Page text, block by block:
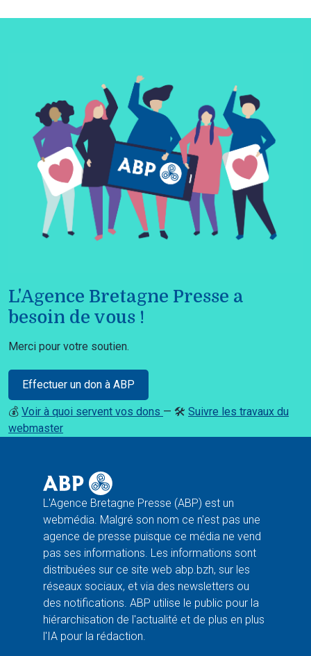
L'Agence Bretagne Presse a
besoin de vous !
Merci pour votre soutien.
Effectuer un don à ABP
💰 Voir à quoi servent vos dons — 🛠️ Suivre les travaux du
webmaster
L'Agence Bretagne Presse (ABP) est un
webmédia. Malgré son nom ce n'est pas une
agence de presse puisque ce média ne vend
pas ses informations. Les informations sont
distribuées sur ce site web abp.bzh, sur les
réseaux sociaux, et via des newsletters ou
des notifications. ABP utilise le public pour la
hiérarchisation de l'actualité et de plus en plus
l'IA pour la rédaction.